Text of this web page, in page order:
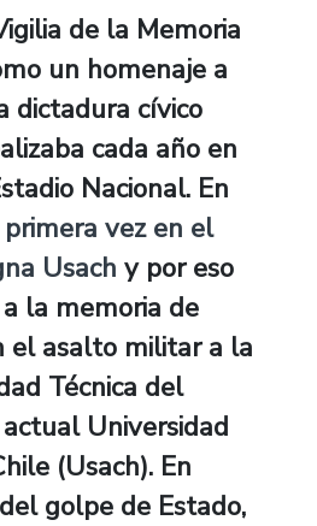
de la Memoria
un homenaje a
dictadura cívico
cada año en
Nacional. En
vez en el
Usach y por eso
la memoria de
el asalto militar a la
Técnica del
Universidad
(Usach). En
golpe de Estado,